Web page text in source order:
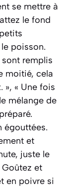
se mettre à
le fond
poisson.
remplis
moitié, cela
», « Une fois
mélange de
égouttées.
et
juste le
et
en poivre si